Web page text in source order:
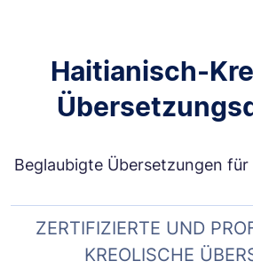
Haitianisch-
Beglaubigte Übersetzungen für
ZERTIFIZIERTE UND
KREOLISCHE